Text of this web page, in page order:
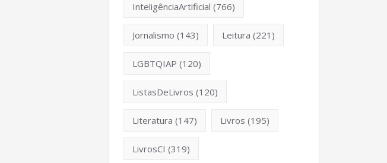
InteligênciaArtificial (766)
Jornalismo (143) Leitura (221)
LGBTQIAP (120)
ListasDeLivros (120)
Literatura (147) Livros (195)
LivrosCI (319)